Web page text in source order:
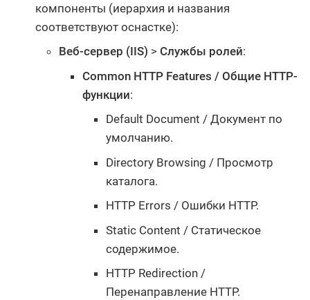
компоненты (иерархия и названия
соответствуют оснастке):
Веб-сервер (IIS) > Службы ролей:
Common HTTP Features / Общие HTTP-
функции:
Default Document / Документ по
умолчанию.
Directory Browsing / Просмотр
каталога.
HTTP Errors / Ошибки HTTP.
Static Content / Статическое
содержимое.
HTTP Redirection /
Перенаправление HTTP.